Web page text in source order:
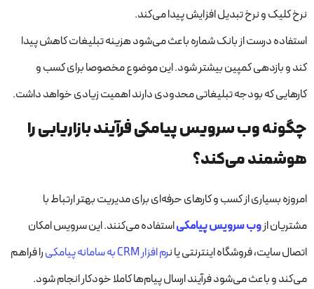
نرخ کلیک و نرخ تبدیل افزایش پیدا می‌کند.
استفاده درست از بانک شماره باعث می‌شود هزینه تبلیغات کاهش پیدا
کند و بازدهی کمپین بیشتر شود. این موضوع مخصوصا برای کسب و
کارهایی که بودجه تبلیغاتی محدودی دارند اهمیت زیادی خواهد داشت.
چگونه وب سرویس پیامکی فرآیند بازاریابی را
هوشمند می‌کند؟
امروزه بسیاری از کسب و کارهای حرفه‌ای برای مدیریت بهتر ارتباط با
مشتریان ازوب سرویس پیامکیاستفاده می‌کنند. این سرویس امکان
اتصال سایت، فروشگاه اینترنتی یا نرم افزار CRM به سامانه پیامکی
را فراهم
می‌کند و باعث می‌شود فرآیند ارسال پیام‌ها کاملا خودکار انجام شود.